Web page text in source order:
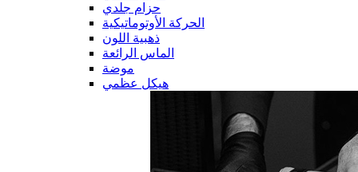
حزام جلدي
الحركة الأوتوماتيكية
ذهبية اللون
الماس الرائعة
موضة
هيكل عظمي